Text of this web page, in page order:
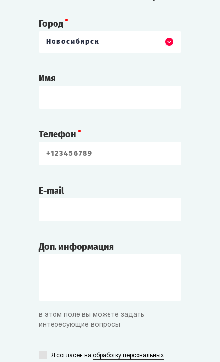
Город
Новосибирск
Имя
Телефон
E-mail
Доп. информация
в этом поле вы можете задать
интересующие вопросы
Я согласен на обработку персональных